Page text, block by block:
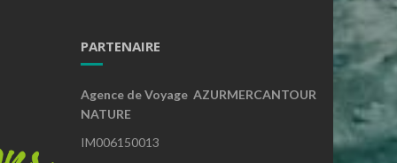
PARTENAIRE
Agence de Voyage AZURMERCANTOUR
NATURE
IM006150013